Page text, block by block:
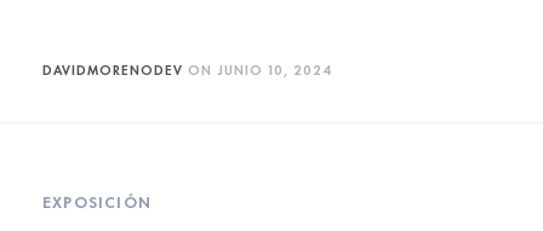
DAVIDMORENODEV ON JUNIO 10, 2024
EXPOSICIÓN